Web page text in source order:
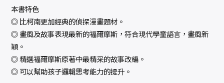
本書特色
◎ 比柯南更加經典的偵探漫畫題材。
◎ 畫風及故事表現最新的福爾摩斯，符合現代學童語言，畫風新
穎。
◎ 精選福爾摩斯原著中最精采的故事改編。
◎ 可以幫助孩子邏輯思考能力的提升。